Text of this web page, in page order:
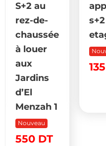
S+2 au
rez-de-
chaussée
à louer
aux
Jardins
d’El
Menzah 1
Nouveau
550 DT
135